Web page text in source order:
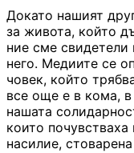
Докато нашият
за живота, който
ние сме
него. Медиите се
човек, който
все още е в кома,
нашата
които
насилие,